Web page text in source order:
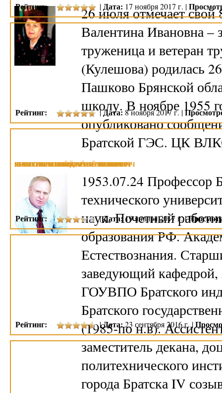
26 июля отмечает
Валентина Ивановна –
труженица и ветеран
(Кулешова) родилась
Пашково Брянской
школу. В ноябре 1955
опубликовано
Братской ГЭС. ЦК
МАМАЕВ ЛЕОНИД АЛЕКСЕЕВИЧ
1953.07.24 Профессор
технического
наук. Почетный
образования РФ.
Естествознания.
заведующий кафедрой,
ГОУВПО Братского
Братского
(1985-по н.в).
заместитель декана,
политехнического
города Братска IV
ГЕОРГИЕВСКИЙ СЕРГЕЙ ИВАНОВИЧ
РОТФОРТ МИХАИЛ СЕМЕНОВИЧ
Рейтинг: |Дата: 17 ноября 2017 г. |
СЯБРЕНКО НИКОЛАЙ СЕМЕНОВИЧ
Рейтинг: |Дата: 8 ноября 2017 г. |
ШПЕТ АНАТОЛИЙ ХРИСТИАНОВИЧ
Рейтинг: |Дата: 19 января 2017 г. |
Рейтинг: |Дата:23 сентября 2016 г. |